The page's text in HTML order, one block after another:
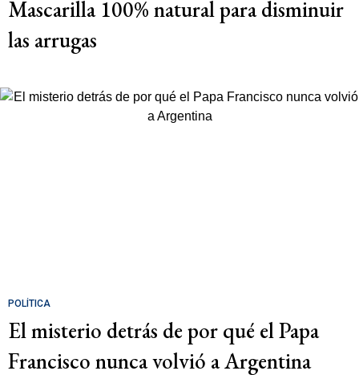
Mascarilla 100% natural para disminuir
las arrugas
POLÍTICA
El misterio detrás de por qué el Papa
Francisco nunca volvió a Argentina